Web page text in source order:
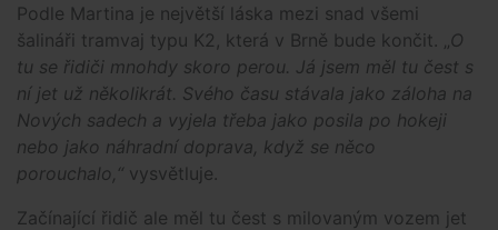
Podle Martina je největší láska mezi snad všemi
šalináři tramvaj typu K2, která v Brně bude končit. „ O
tu se řidiči mnohdy skoro perou. Já jsem měl tu čest s
ní jet už několikrát. Svého času stávala jako záloha na
Nových sadech a vyjela třeba jako posila po hokeji
nebo jako náhradní doprava, když se něco
porouchalo,“ vysvětluje.
Začínající řidič ale měl tu čest s milovaným vozem jet